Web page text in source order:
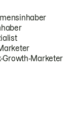
Growth-Marketer